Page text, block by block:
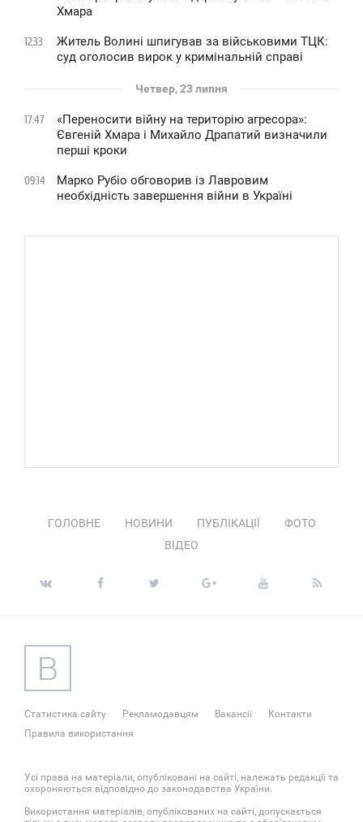
Хмара
12:33
Житель Волині шпигував за військовими ТЦК:
суд оголосив вирок у кримінальній справі
Четвер, 23 липня
17:47
«Переносити війну на територію агресора»:
Євгеній Хмара і Михайло Драпатий визначили
перші кроки
09:14
Марко Рубіо обговорив із Лавровим
необхідність завершення війни в Україні
ГОЛОВНЕ НОВИНИ ПУБЛІКАЦІЇ
ФОТО
ВІДЕО
Статистика сайту Рекламодавцям Вакансії
Контакти
Правила використання
Усі права на матеріали, опубліковані на сайті, належать редакції та
охороняються відповідно до законодавства України.
Використання матеріалів, опублікованих на сайті, допускається